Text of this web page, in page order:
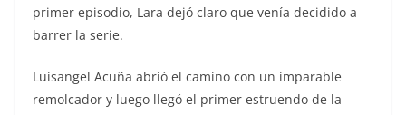
primer episodio, Lara dejó claro que venía decidido a
barrer la serie.
Luisangel Acuña abrió el camino con un imparable
remolcador y luego llegó el primer estruendo de la